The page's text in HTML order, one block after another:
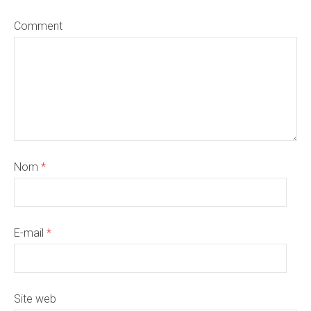
Comment
Nom *
E-mail *
Site web